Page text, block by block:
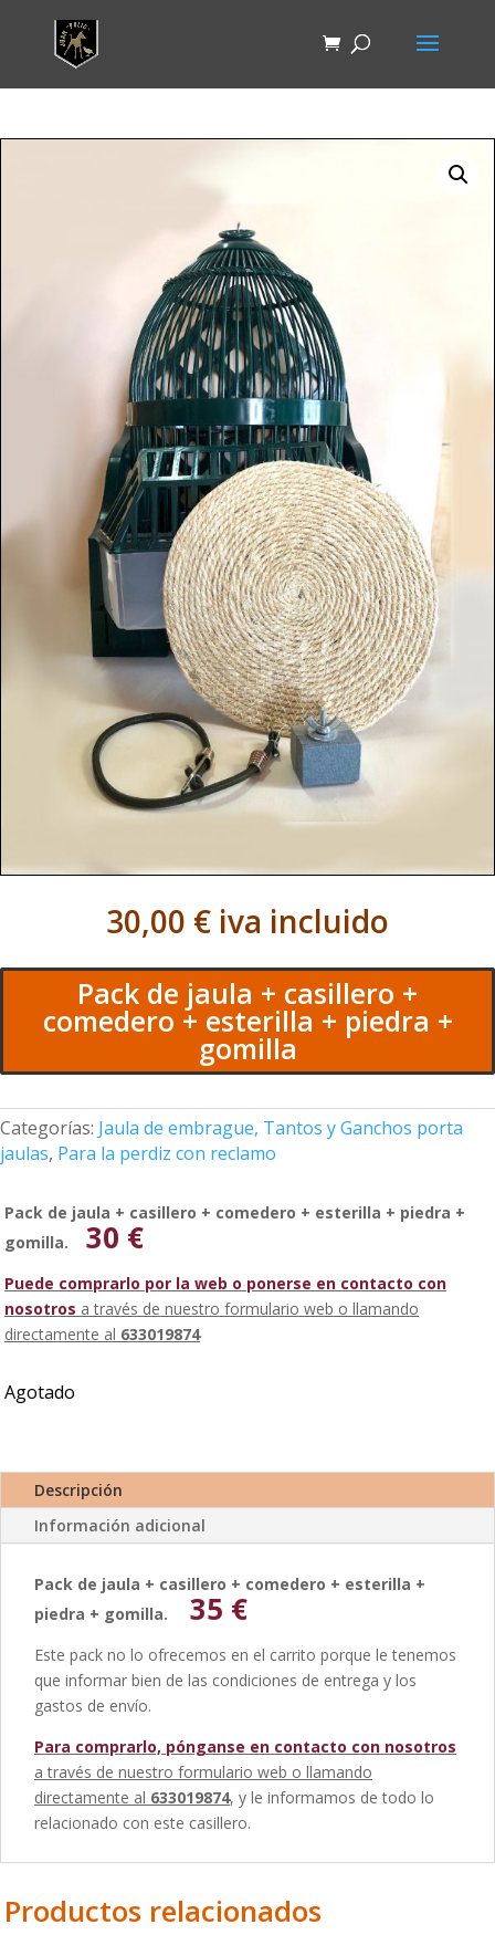
30,00 € iva incluido
Pack de jaula + casillero +
comedero + esterilla + piedra +
gomilla
Categorías: Jaula de embrague, Tantos y Ganchos porta
jaulas, Para la perdiz con reclamo
Pack de jaula + casillero + comedero + esterilla + piedra +
gomilla.
30 €
Puede comprarlo por la web o ponerse en contacto con
nosotros a través de nuestro formulario web o llamando
directamente al 633019874
Agotado
Descripción
Información adicional
Pack de jaula + casillero + comedero + esterilla +
piedra + gomilla.
35 €
Este pack no lo ofrecemos en el carrito porque le tenemos
que informar bien de las condiciones de entrega y los
gastos de envío.
Para comprarlo, pónganse en contacto con nosotros
a través de nuestro formulario web o llamando
directamente al 633019874, y le informamos de todo lo
relacionado con este casillero.
Productos relacionados